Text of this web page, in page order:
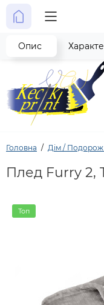
Головна Дім / Подорож
Плед Furry 2,
Топ
Опис